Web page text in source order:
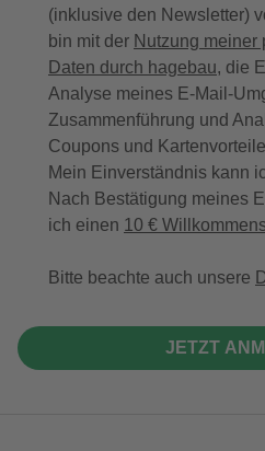
(inklusive den Newsletter)
bin mit der Nutzung meiner
Daten durch hagebau, die
Analyse meines E-Mail-
Zusammenführung und
Coupons und
Mein Einverständnis kann
Nach Bestätigung meines
ich einen 10 €
Bitte beachte auch unsere
JETZT